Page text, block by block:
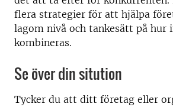
flera strategier för att hjälpa
lagom nivå och tankesätt på hur
kombineras.
Se över din sitution
Tycker du att ditt företag eller